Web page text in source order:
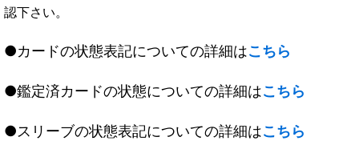
認下さい。
●カードの状態表記についての詳細はこちら
●鑑定済カードの状態についての詳細はこちら
●スリーブの状態表記についての詳細はこちら